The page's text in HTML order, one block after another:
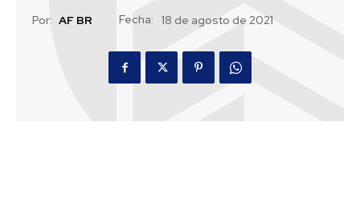
Por: AF BR Fecha: 18 de agosto de 2021